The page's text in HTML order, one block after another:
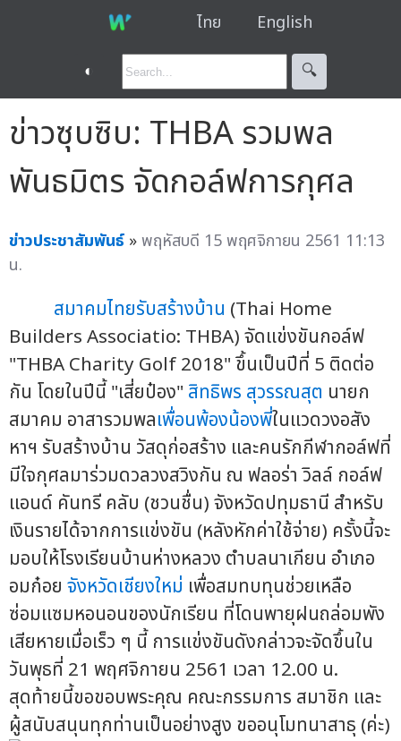
ไทย English
◐ 🔍︎
ข่าวซุบซิบ: THBA รวมพล
พันธมิตร จัดกอล์ฟการกุศล
ข่าวประชาสัมพันธ์ »พฤหัสบดี 15 พฤศจิกายน 2561 11:13
น.
สมาคมไทยรับสร้างบ้าน (Thai Home
Builders Associatio: THBA) จัดแข่งขันกอล์ฟ
"THBA Charity Golf 2018" ขึ้นเป็นปีที่ 5 ติดต่อ
กัน โดยในปีนี้ "เสี่ยป๋อง" สิทธิพร สุวรรณสุต นายก
สมาคม อาสารวมพลเพื่อนพ้องน้องพี่ในแวดวงอสัง
หาฯ รับสร้างบ้าน วัสดุก่อสร้าง และคนรักกีฬากอล์ฟที่
มีใจกุศลมาร่วมดวลวงสวิงกัน ณ ฟลอร่า วิลล์ กอล์ฟ
แอนด์ คันทรี คลับ (ชวนชื่น) จังหวัดปทุมธานี สำหรับ
เงินรายได้จากการแข่งขัน (หลังหักค่าใช้จ่าย) ครั้งนี้จะ
มอบให้โรงเรียนบ้านห่างหลวง ตำบลนาเกียน อำเภอ
อมก๋อย จังหวัดเชียงใหม่ เพื่อสมทบทุนช่วยเหลือ
ซ่อมแซมหอนอนของนักเรียน ที่โดนพายุฝนถล่อมพัง
เสียหายเมื่อเร็ว ๆ นี้ การแข่งขันดังกล่าวจะจัดขึ้นใน
วันพุธที่ 21 พฤศจิกายน 2561 เวลา 12.00 น.
สุดท้ายนี้ขอขอบพระคุณ คณะกรรมการ สมาชิก และ
ผู้สนับสนุนทุกท่านเป็นอย่างสูง ขออนุโมทนาสาธุ (ค่ะ)